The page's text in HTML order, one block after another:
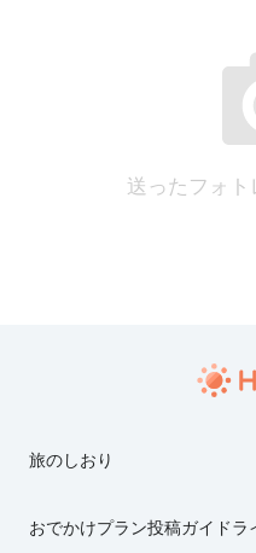
送ったフォ
旅のしおり
おでかけプラン投稿ガイドラ